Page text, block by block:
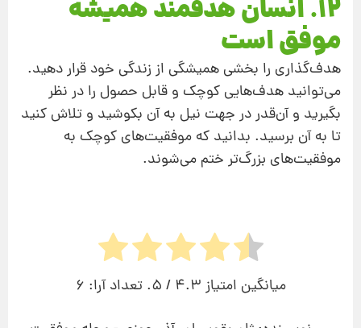
12. انسان هدفمند همیشه
موفق است
هدف‌گذاری را بخشی همیشگی از زندگی خود قرار دهید.
می‌توانید هدف‌هایی کوچک و قابل‌ حصول را در نظر
بگیرید و آن‌قدر در جهت نیل به آن بکوشید و تلاش کنید
تا به آن برسید. بدانید که موفقیت‌های کوچک به
موفقیت‌های بزرگ‌تر ختم می‌شوند.
میانگین امتیاز 4.3 / 5. تعداد آرا:
6